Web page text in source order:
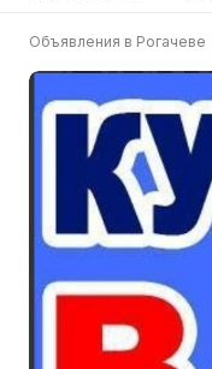
Объявления в Рогачеве